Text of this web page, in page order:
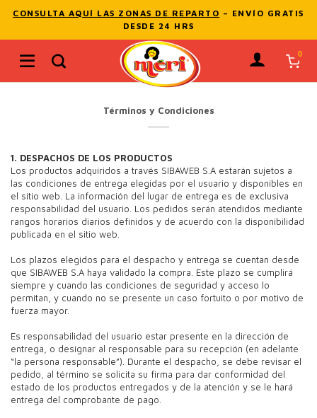
CONSULTA AQUÍ LAS ZONAS DE REPARTO – ENVÍO GRATIS
DESDE 24 HRS
Términos y Condiciones
1. DESPACHOS DE LOS PRODUCTOS
Los productos adquiridos a través SIBAWEB S.A estarán sujetos a
las condiciones de entrega elegidas por el usuario y disponibles en
el sitio web. La información del lugar de entrega es de exclusiva
responsabilidad del usuario. Los pedidos serán atendidos mediante
rangos horarios diarios definidos y de acuerdo con la disponibilidad
publicada en el sitio web.
Los plazos elegidos para el despacho y entrega se cuentan desde
que SIBAWEB S.A haya validado la compra. Este plazo se cumplirá
siempre y cuando las condiciones de seguridad y acceso lo
permitan, y cuando no se presente un caso fortuito o por motivo de
fuerza mayor.
Es responsabilidad del usuario estar presente en la dirección de
entrega, o designar al responsable para su recepción (en adelante
“la persona responsable”). Durante el despacho, se debe revisar el
pedido, al término se solicita su firma para dar conformidad del
estado de los productos entregados y de la atención y se le hará
entrega del comprobante de pago.